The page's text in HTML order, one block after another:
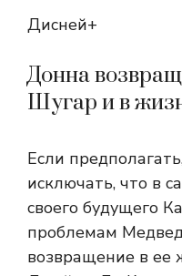
Дисней+
Донна
Шугар и в
Если
исключать, что в
своего будущего
проблемам
возвращение в ее